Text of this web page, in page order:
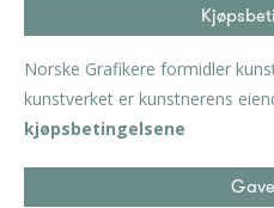
Norske Grafikere formidler
kunstverket er kunstnerens
kjøpsbetingelsene